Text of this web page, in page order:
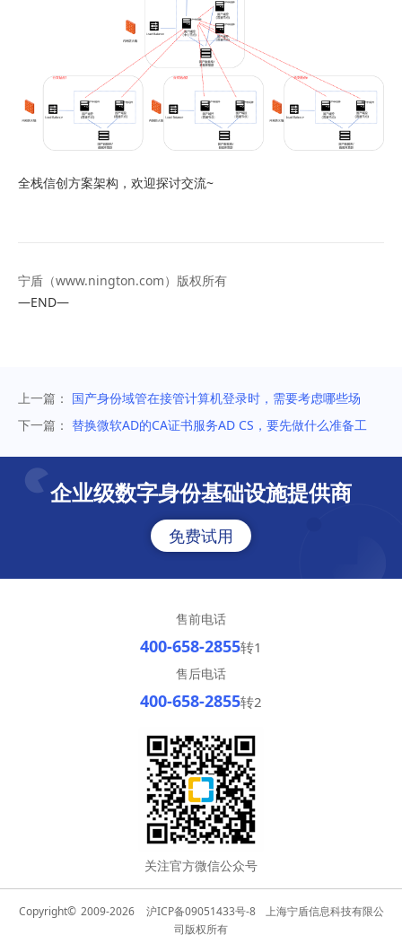
全栈信创方案架构，欢迎探讨交流~
宁盾（www.nington.com）版权所有
—END—
上一篇： 国产身份域管在接管计算机登录时，需要考虑哪些场
景？
下一篇： 替换微软AD的CA证书服务AD CS，要先做什么准备工
企业级数字身份基础设施提供商
免费试用
售前电话
400-658-2855转1
售后电话
400-658-2855转2
关注官方微信公众号
Copyright© 2009-2026 沪ICP备09051433号-8
上海宁盾信息科技有限公
司版权所有